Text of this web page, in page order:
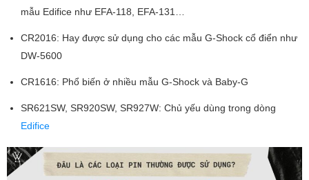
mẫu Edifice như EFA-118, EFA-131…
CR2016: Hay được sử dụng cho các mẫu G-Shock cổ điển như
DW-5600
CR1616: Phổ biến ở nhiều mẫu G-Shock và Baby-G
SR621SW, SR920SW, SR927W: Chủ yếu dùng trong dòng
Edifice